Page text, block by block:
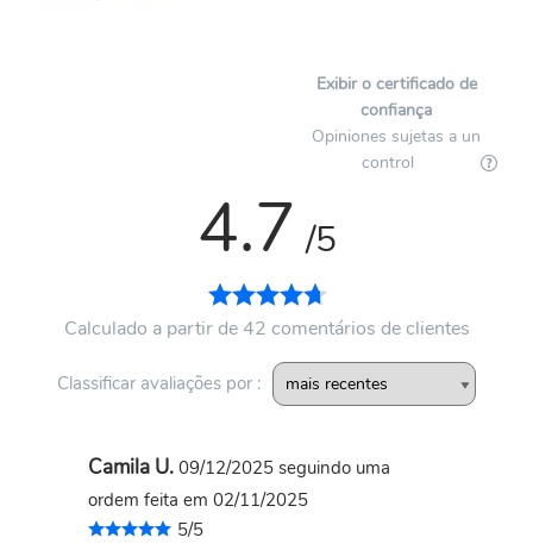
Exibir o certificado de
confiança
Opiniones sujetas a un
control
4.7 /5
Calculado a partir de 42 comentários de clientes
Classificar avaliações por :
Camila U.09/12/2025 seguindo uma
ordem feita em 02/11/2025
5/5